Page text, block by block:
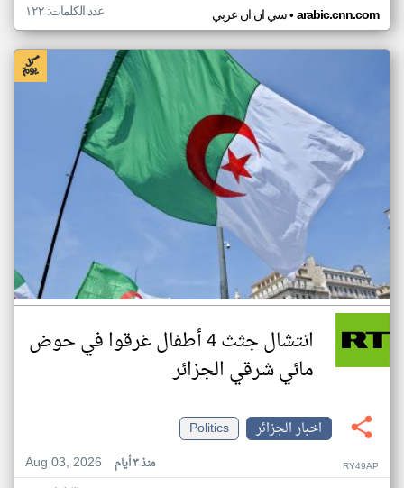
سي ان ان عربي• arabic.cnn.com عدد الكلمات: ١٢٢
انتشال جثث 4 أطفال غرقوا في حوض
مائي شرقي الجزائر
اخبار الجزائر
Politics
Aug 03, 2026
منذ ٣ أيام RY49AP